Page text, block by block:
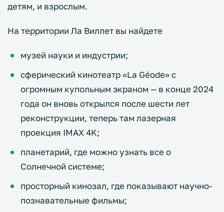
детям, и взрослым.
На территории Ла Виллет вы найдете
музей науки и индустрии;
сферический кинотеатр «La Géode» с
огромным купольным экраном — в конце 2024
года он вновь открылся после шести лет
реконструкции, теперь там лазерная
проекция IMAX 4K;
планетарий, где можно узнать все о
Солнечной системе;
просторный кинозал, где показывают научно-
познавательные фильмы;